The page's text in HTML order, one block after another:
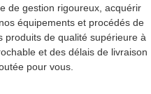
de gestion rigoureux, acquérir
équipements et procédés de
produits de qualité supérieure à
et des délais de livraison
pour vous.